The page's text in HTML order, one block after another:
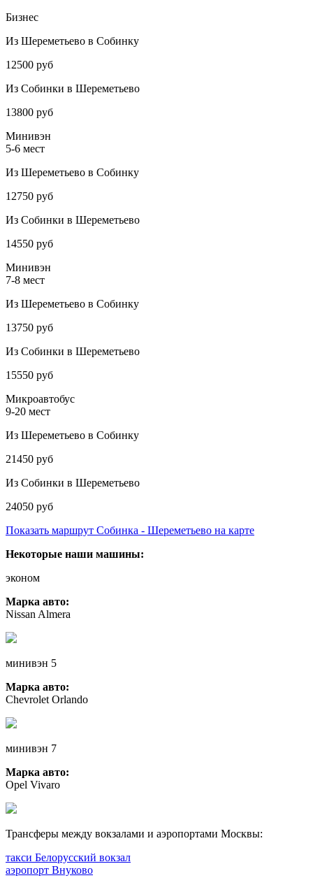
Бизнес
Из Шереметьево в Собинку
12500 руб
Из Собинки в Шереметьево
13800 руб
Минивэн
5-6 мест
Из Шереметьево в Собинку
12750 руб
Из Собинки в Шереметьево
14550 руб
Минивэн
7-8 мест
Из Шереметьево в Собинку
13750 руб
Из Собинки в Шереметьево
15550 руб
Микроавтобус
9-20 мест
Из Шереметьево в Собинку
21450 руб
Из Собинки в Шереметьево
24050 руб
Показать маршрут Собинка - Шереметьево на карте
Некоторые наши машины:
эконом
Марка авто:
Nissan Almera
минивэн 5
Марка авто:
Chevrolet Orlando
минивэн 7
Марка авто:
Opel Vivaro
Трансферы между вокзалами и аэропортами Москвы:
такси Белорусский вокзал
аэропорт Внуково